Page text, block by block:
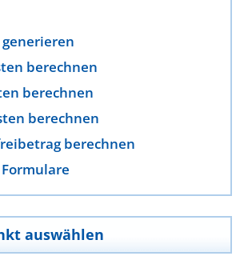
berechnen
berechnen
berechnen
berechnen
auswählen